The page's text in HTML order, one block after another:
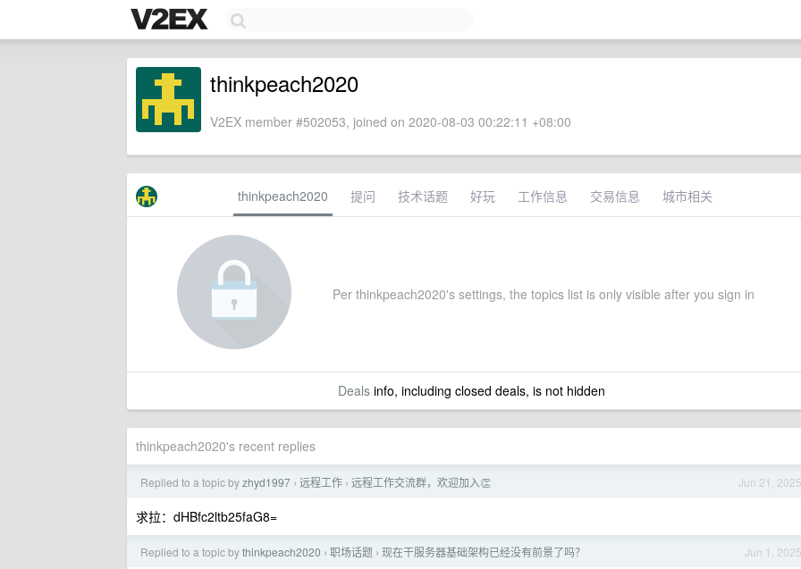
thinkpeach2020
V2EX member #502053, joined on 2020-08-03 00:22:11 +08:00
thinkpeach2020 提问 技术话题 好玩 工作信息 交易信息 城市相关
Per thinkpeach2020's settings, the topics list is only visible after you sign in
Dealsinfo, including closed deals, is not hidden
thinkpeach2020's recent replies
Jun 21, 2025
Replied to a topic byzhyd1997 › 远程工作 › 远程工作交流群，欢迎加入👏
求拉：dHBfc2ltb25faG8=
Jun 1, 2025
Replied to a topic bythinkpeach2020 › 职场话题 › 现在干服务器基础架构已经没有前景了吗？